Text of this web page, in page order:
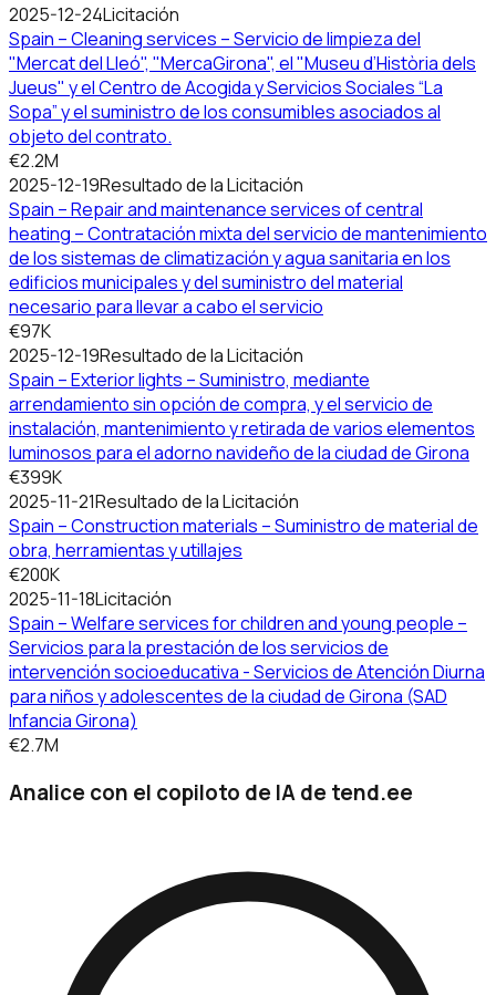
2025-12-24Licitación
Spain – Cleaning services – Servicio de limpieza del
"Mercat del Lleó", "MercaGirona", el "Museu d’Història dels
Jueus" y el Centro de Acogida y Servicios Sociales “La
Sopa” y el suministro de los consumibles asociados al
objeto del contrato.
€2.2M
2025-12-19Resultado de la Licitación
Spain – Repair and maintenance services of central
heating – Contratación mixta del servicio de mantenimiento
de los sistemas de climatización y agua sanitaria en los
edificios municipales y del suministro del material
necesario para llevar a cabo el servicio
€97K
2025-12-19Resultado de la Licitación
Spain – Exterior lights – Suministro, mediante
arrendamiento sin opción de compra, y el servicio de
instalación, mantenimiento y retirada de varios elementos
luminosos para el adorno navideño de la ciudad de Girona
€399K
2025-11-21Resultado de la Licitación
Spain – Construction materials – Suministro de material de
obra, herramientas y utillajes
€200K
2025-11-18Licitación
Spain – Welfare services for children and young people –
Servicios para la prestación de los servicios de
intervención socioeducativa - Servicios de Atención Diurna
para niños y adolescentes de la ciudad de Girona (SAD
Infancia Girona)
€2.7M
Analice con el copiloto de IA de tend.ee